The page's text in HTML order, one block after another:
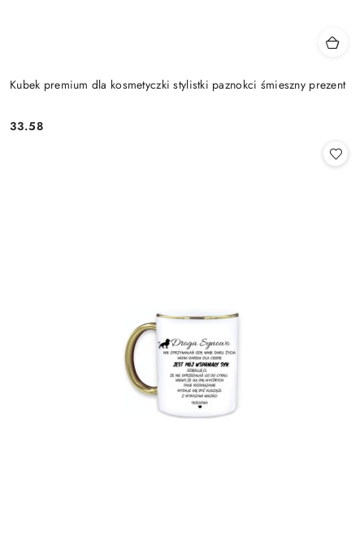
Kubek premium dla kosmetyczki stylistki paznokci śmieszny prezent
Cena:
33.58